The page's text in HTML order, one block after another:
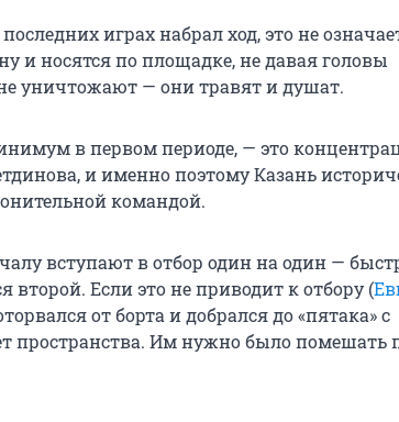
играх набрал ход, это не
и носятся по площадке, не давая головы
уничтожают — они травят и душат.
в первом периоде, — это
и именно поэтому Казань
командой.
вступают в отбор один на один —
второй. Если это не приводит к отбору (
от борта и добрался до «пятака» с
пространства. Им нужно было помешать